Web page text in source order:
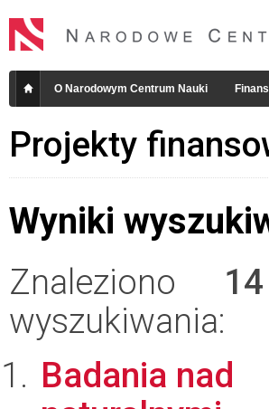
O Narodowym Centrum Nauki
Projekty
Wyniki
Znaleziono 14
wyszukiwania:
Badania nad